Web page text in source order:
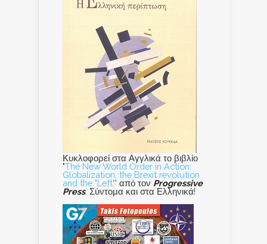
Κυκλοφορεί στα Αγγλικά το βιβλίο
"The New World Order in Action:
Globalization, the Brexit revolution
and the "Left"' από τον Progressive
Press. Σύντομα και στα Ελληνικά!